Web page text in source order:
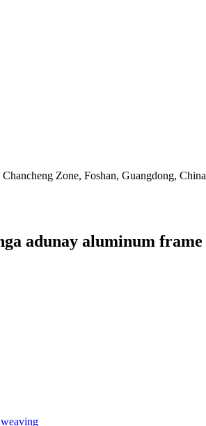
Zone, Foshan, Guangdong, China
adunay aluminum frame